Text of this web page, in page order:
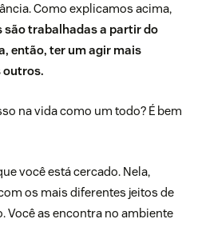
Como explicamos acima,
são trabalhadas a partir do
então, ter um agir mais
outros.
na vida como um todo? É bem
você está cercado. Nela,
os mais diferentes jeitos de
Você as encontra no ambiente